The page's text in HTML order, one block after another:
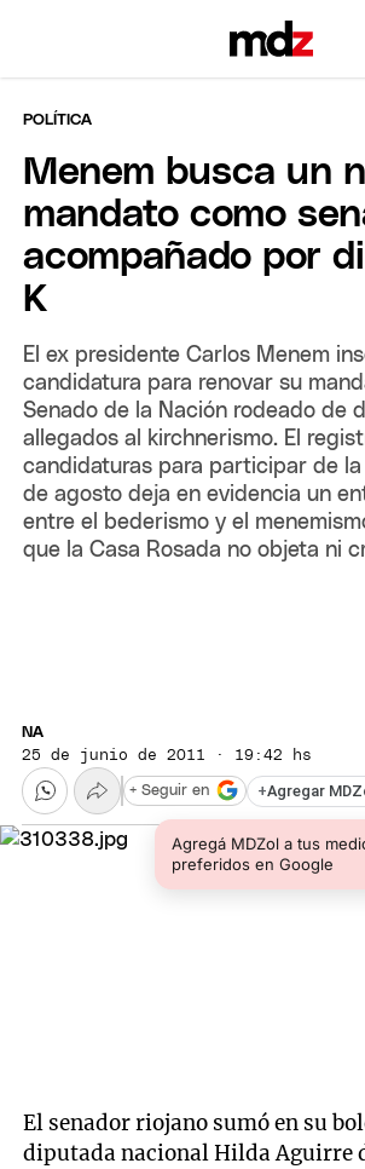
POLÍTICA
Menem busca un
mandato como
acompañado por
K
El ex presidente Carlos Menem
candidatura para renovar su
Senado de la Nación rodeado de
allegados al kirchnerismo. El
candidaturas para participar de
de agosto deja en evidencia un
entre el bederismo y el
que la Casa Rosada no objeta ni
NA
25 de junio de 2011 · 19:42 hs
+Agregar
Agregá MDZol a tus
preferidos en Google
+ Seguir en
El senador riojano sumó en su
diputada nacional Hilda Aguirre